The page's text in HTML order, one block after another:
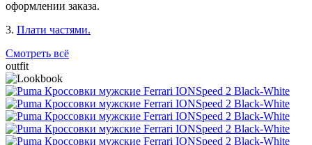
оформлении заказа.
3. Плати частями.
Смотреть всё
outfit